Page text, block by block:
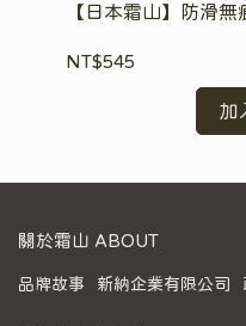
【日本霜山】防滑
NT$545
加
關於霜山 ABOUT
品牌故事 新納企業有限公司